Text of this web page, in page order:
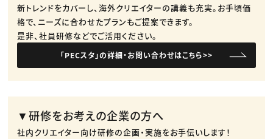
新トレンドをカバーし、海外クリエイターの講義も充実。​お手頃価
格で、ニーズに合わせたプランもご提案できます。​
是非、社員研修などでご活用ください。​
「PECスタ」の詳細・お問い合わせはこちら>>
▼研修をお考えの企業の方へ
社内クリエイター向け研修の企画・実施をお手伝いします！